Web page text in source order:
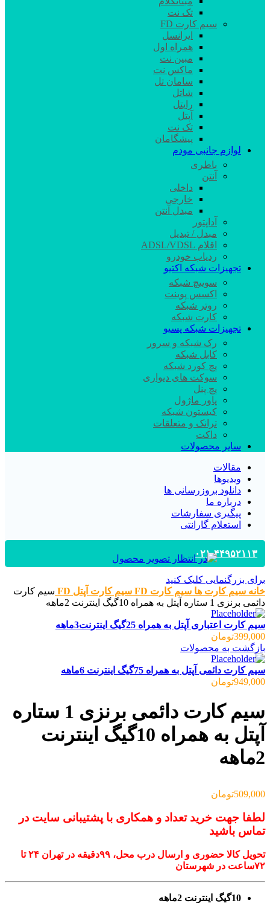
تک نت
سیم کارت FD
ایرانسل
همراه اول
مبین نت
ماکس نت
سامان تل
شاتل
رایتل
آپتل
تک نت
پیشگامان
لوازم جانبی مودم
باطری
آنتن
داخلی
خارجی
مبدل آنتن
آداپتور
مبدل / تبدیل
اقلام ADSL/VDSL
ردیاب خودرو
تجهیزات شبکه اکتیو
سوییچ شبکه
اکسس پوینت
روتر شبکه
کارت شبکه
تجهیزات شبکه پسیو
رک شبکه و سرور
کابل شبکه
پچ کورد شبکه
سوکت های دیواری
پچ پنل
پاور ماژول
کیستون شبکه
ترانک و متعلقات
داکت
سایر محصولات
مقالات
ویدیوها
دانلود بروزرسانی ها
درباره ما
پیگیری سفارشات
استعلام گارانتی
۰۲۱-۴۴۹۵۲۱۱۳
برای بزرگنمایی کلیک کنید
خانه سیم کارت ها سیم کارت FD سیم کارت آپتل FD
سیم کارت
دائمی برنزی 1 ستاره آپتل به همراه 10گیگ اینترنت 2ماهه
سیم کارت اعتباری آپتل به همراه 25گیگ اینترنت3ماهه
399,000تومان
بازگشت به محصولات
سیم کارت دائمی آپتل به همراه 75گیگ اینترنت 6ماهه
949,000تومان
سیم کارت دائمی برنزی 1 ستاره
آپتل به همراه 10گیگ اینترنت
2ماهه
509,000تومان
لطفا جهت خرید تعداد و همکاری با پشتیبانی سایت در
تماس باشید
تحویل کالا حضوری و ارسال درب محل، ۹۹دقیقه‌ در تهران ۲۴ تا
۷۲ساعت در شهرستان
10گیگ اینترنت 2ماهه